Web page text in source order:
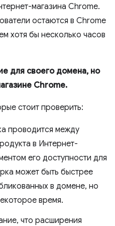
магазина Chrome.
остаются в Chrome
хотя бы несколько часов
для своего домена, но
Chrome.
стоит проверить:
проводится между
в Интернет-
его доступности для
может быть быстрее
в домене, но
время.
что расширения